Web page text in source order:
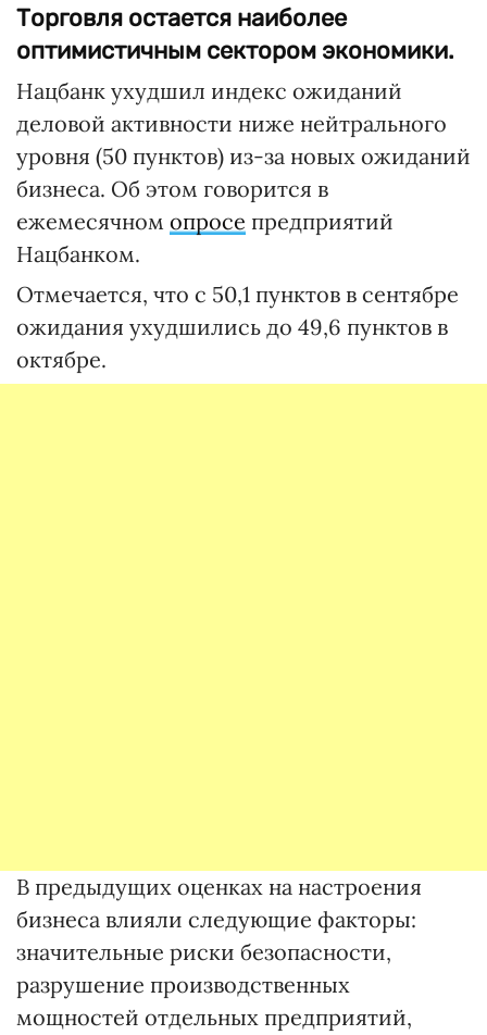
Торговля остается наиболее
оптимистичным сектором экономики.
Нацбанк ухудшил индекс ожиданий
деловой активности ниже нейтрального
уровня (50 пунктов) из-за новых ожиданий
бизнеса. Об этом говорится в
ежемесячном опросе предприятий
Нацбанком.
Отмечается, что с 50,1 пунктов в сентябре
ожидания ухудшились до 49,6 пунктов в
октябре.
В предыдущих оценках на настроения
бизнеса влияли следующие факторы:
значительные риски безопасности,
разрушение производственных
мощностей отдельных предприятий,